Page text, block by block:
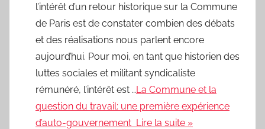
l’intérêt d’un retour historique sur la Commune
de Paris est de constater combien des débats
et des réalisations nous parlent encore
aujourd’hui. Pour moi, en tant que historien des
luttes sociales et militant syndicaliste
rémunéré, l’intérêt est …La Commune et la
question du travail: une première expérience
d’auto-gouvernement Lire la suite »